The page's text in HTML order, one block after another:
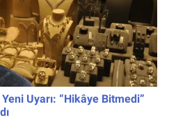
Uyarı: “Hikâye Bitmedi”